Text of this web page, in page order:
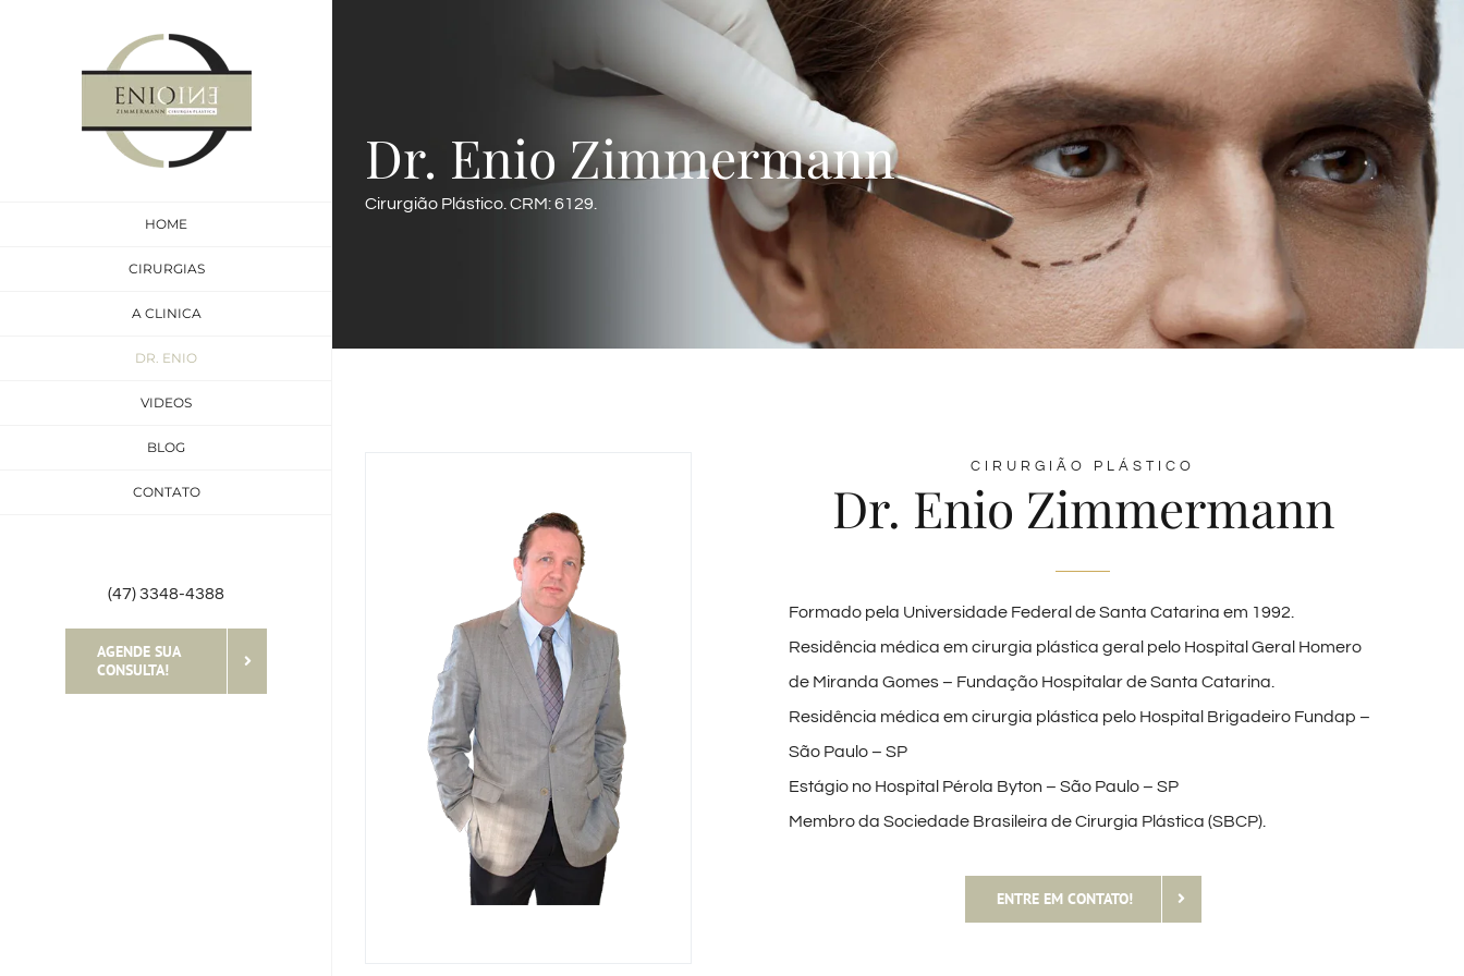
HOME
CIRURGIAS
A CLINICA
DR. ENIO
VIDEOS
BLOG
CONTATO
(47) 3348-4388
AGENDE SUA
CONSULTA!
Dr. Enio Zimmermann
Cirurgião Plástico. CRM: 6129.
CIRURGIÃO PLÁSTICO
Dr. Enio Zimmermann
Formado pela Universidade Federal de Santa Catarina em 1992.
Residência médica em cirurgia plástica geral pelo Hospital Geral Homero
de Miranda Gomes – Fundação Hospitalar de Santa Catarina.
Residência médica em cirurgia plástica pelo Hospital Brigadeiro Fundap –
São Paulo – SP
Estágio no Hospital Pérola Byton – São Paulo – SP
Membro da Sociedade Brasileira de Cirurgia Plástica (SBCP).
ENTRE EM CONTATO!